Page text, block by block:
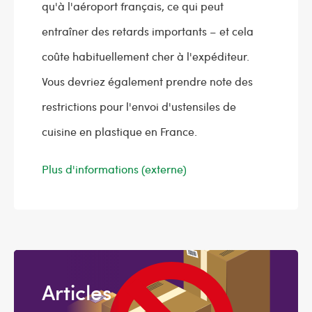
qu'à l'aéroport français, ce qui peut
entraîner des retards importants – et cela
coûte habituellement cher à l'expéditeur.
Vous devriez également prendre note des
restrictions pour l'envoi d'ustensiles de
cuisine en plastique en France.
Plus d'informations (externe)
Articles